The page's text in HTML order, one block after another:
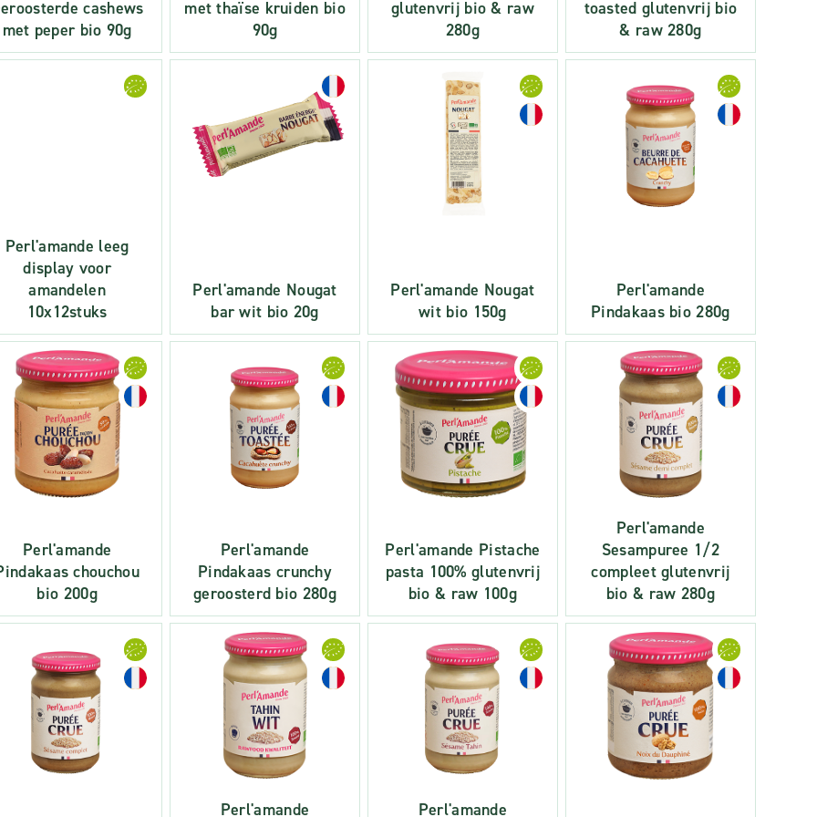
cashews
met peper bio 90g
met thaïse kruiden bio
90g
glutenvrij bio & raw
280g
toasted glutenvrij bio
& raw 280g
Perl'amande leeg
display voor
amandelen
10x12stuks
Perl'amande Nougat
bar wit bio 20g
Perl'amande Nougat
wit bio 150g
Perl'amande
Pindakaas bio 280g
Perl'amande
chouchou
bio 200g
Perl'amande
Pindakaas crunchy
geroosterd bio 280g
Perl'amande Pistache
pasta 100% glutenvrij
bio & raw 100g
Perl'amande
Sesampuree 1/2
compleet glutenvrij
bio & raw 280g
Perl'amande Perl'amande